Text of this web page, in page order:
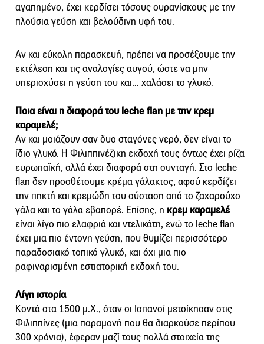
αγαπημένο, έχει κερδίσει τόσους ουρανίσκους με την
πλούσια γεύση και βελούδινη υφή του.
Αν και εύκολη παρασκευή, πρέπει να προσέξουμε την
εκτέλεση και τις αναλογίες αυγού, ώστε να μην
υπερισχύσει η γεύση του και… χαλάσει το γλυκό.
Ποια είναι η διαφορά του leche flan με την κρεμ
καραμελέ;
Αν και μοιάζουν σαν δυο σταγόνες νερό, δεν είναι το
ίδιο γλυκό. Η Φιλιππινέζικη εκδοχή τους όντως έχει ρίζα
ευρωπαϊκή, αλλά έχει διαφορά στη συνταγή. Στο leche
flan δεν προσθέτουμε κρέμα γάλακτος, αφού κερδίζει
την πηκτή και κρεμώδη του σύσταση από το ζαχαρούχο
γάλα και το γάλα εβαπορέ. Επίσης, η κρεμ καραμελέ
είναι λίγο πιο ελαφριά και ντελικάτη, ενώ το leche flan
έχει μια πιο έντονη γεύση, που θυμίζει περισσότερο
παραδοσιακό τοπικό γλυκό, και όχι μια πιο
ραφιναρισμένη εστιατορική εκδοχή του.
Λίγη ιστορία
Κοντά στα 1500 μ.Χ., όταν οι Ισπανοί μετοίκησαν στις
Φιλιππίνες (μια παραμονή που θα διαρκούσε περίπου
300 χρόνια), έφεραν μαζί τους πολλά στοιχεία της